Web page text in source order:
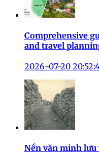
Comprehensive
and travel
2026-07-20
Nền văn minh lưu